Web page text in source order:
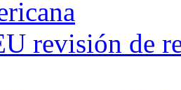
revisión de